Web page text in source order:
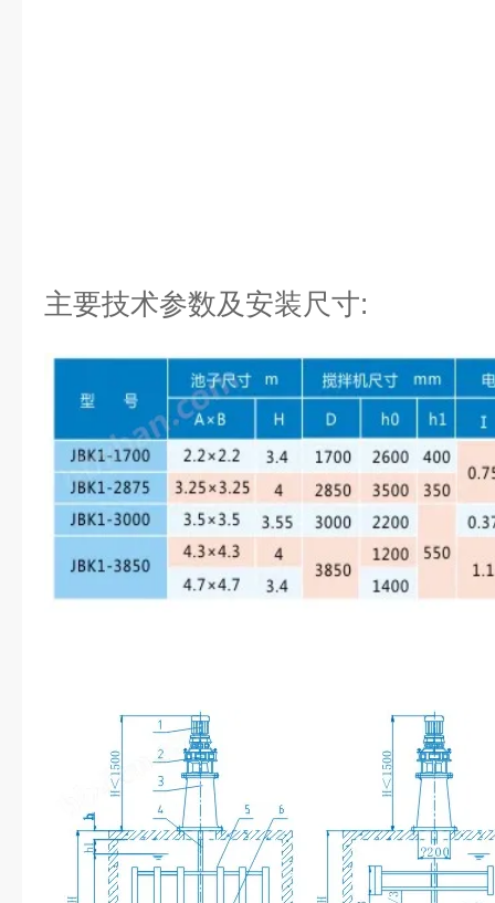
主要技术参数及安装尺寸: